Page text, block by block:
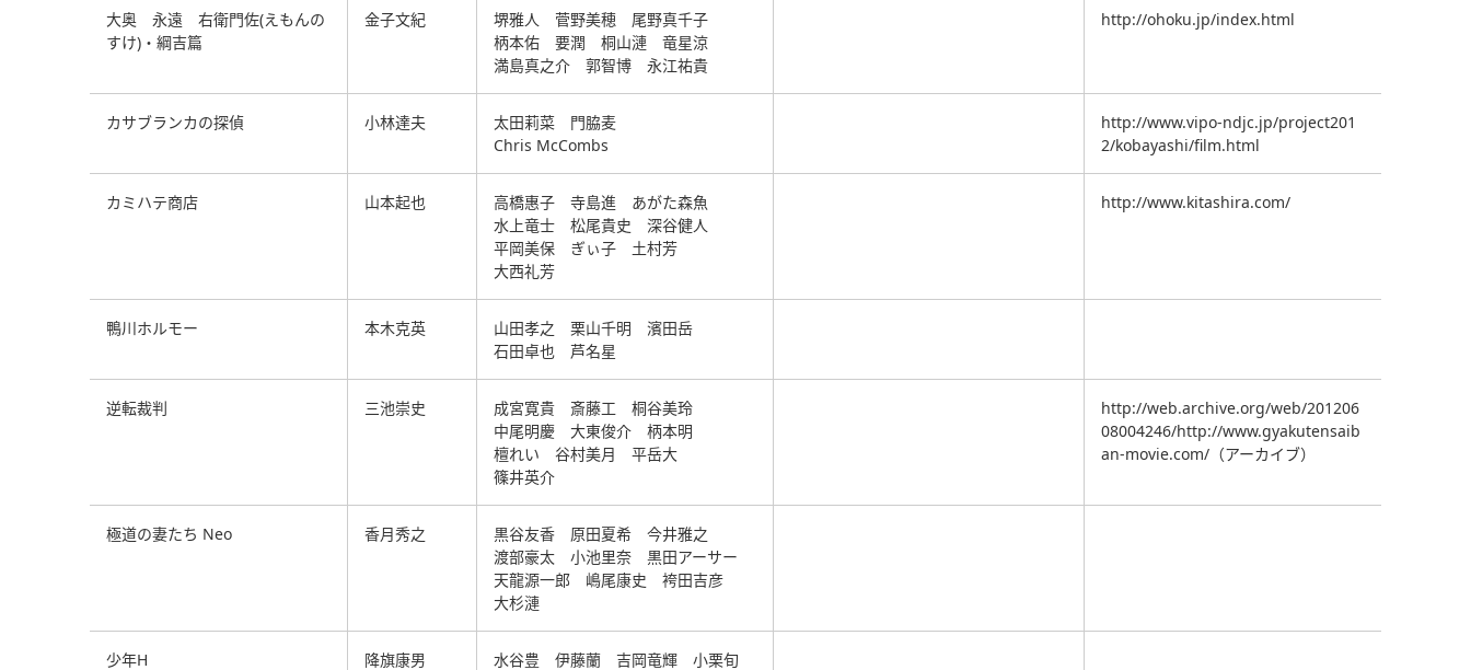
大奥 永遠 右衛門佐(えもんの
すけ)・綱吉篇
金子文紀 堺雅人 菅野美穂
尾野真千子
柄本佑
要潤 桐山漣
竜星涼
満島真之介
郭智博 永江祐貴
http://ohoku.jp/index.html
カサブランカの探偵 小林達夫 太田莉菜
門脇麦
Chris McCombs
http://www.vipo-ndjc.jp/project201
2/kobayashi/film.html
カミハテ商店 山本起也 高橋惠子 寺島進
あがた森魚
水上竜士
松尾貴史
深谷健人
平岡美保
ぎぃ子
土村芳
大西礼芳
http://www.kitashira.com/
鴨川ホルモー 本木克英 山田孝之 栗山千明
濱田岳
石田卓也
芦名星
逆転裁判 三池崇史 成宮寛貴 斎藤工
桐谷美玲
中尾明慶
大東俊介
柄本明
檀れい
谷村美月
平岳大
篠井英介
http://web.archive.org/web/201206
08004246/http://www.gyakutensaib
an-movie.com/（アーカイブ）
極道の妻たち Neo 香月秀之 黒谷友香 原田夏希
今井雅之
渡部豪太
小池里奈
黒田アーサー
天龍源一郎
嶋尾康史
袴田吉彦
大杉漣
少年H 降旗康男 水谷豊 伊藤蘭 吉岡竜輝 小栗旬